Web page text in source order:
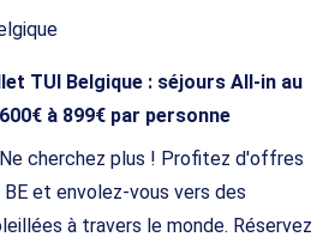
TUI Belgique : séjours All-in au
à 899€ par personne
Ne cherchez plus ! Profitez d'offres
et envolez-vous vers des
à travers le monde. Réservez